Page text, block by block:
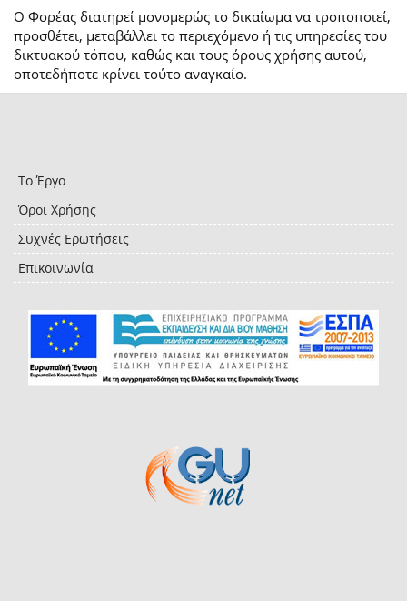
Ο Φορέας διατηρεί μονομερώς το δικαίωμα να τροποποιεί,
προσθέτει, μεταβάλλει το περιεχόμενο ή τις υπηρεσίες του
δικτυακού τόπου, καθώς και τους όρους χρήσης αυτού,
οποτεδήποτε κρίνει τούτο αναγκαίο.
Το Έργο
Όροι Χρήσης
Συχνές Ερωτήσεις
Επικοινωνία